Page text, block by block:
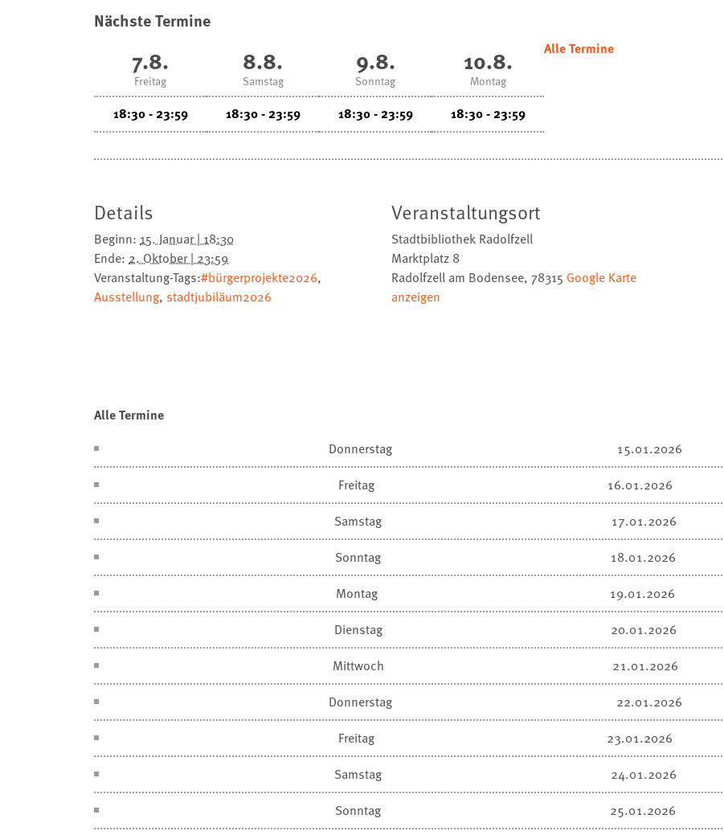
Nächste Termine
7.8.
Freitag
18:30 - 23:59
8.8.
Samstag
18:30 - 23:59
9.8.
Sonntag
18:30 - 23:59
10.8.
Montag
18:30 - 23:59
Alle Termine
Details
Beginn: 15. Januar | 18:30
Ende: 2. Oktober | 23:59
Veranstaltung-Tags:#bürgerprojekte2026,
Ausstellung, stadtjubiläum2026
Veranstaltungsort
Stadtbibliothek Radolfzell
Marktplatz 8
Radolfzell am Bodensee, 78315 Google Karte
anzeigen
Alle Termine
Donnerstag
15.01.2026
Freitag
16.01.2026
Samstag
17.01.2026
Sonntag
18.01.2026
Montag
19.01.2026
Dienstag
20.01.2026
Mittwoch
21.01.2026
Donnerstag
22.01.2026
Freitag
23.01.2026
Samstag
24.01.2026
Sonntag
25.01.2026